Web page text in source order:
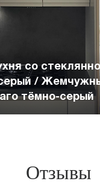
со
/
тёмно-серый
Отзывы